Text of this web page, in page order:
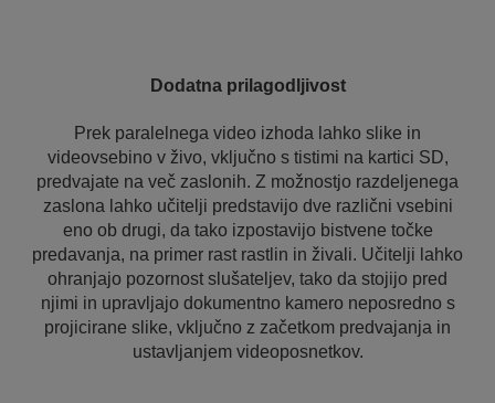
Dodatna prilagodljivost
Prek paralelnega video izhoda lahko slike in
videovsebino v živo, vključno s tistimi na kartici SD,
predvajate na več zaslonih. Z možnostjo razdeljenega
zaslona lahko učitelji predstavijo dve različni vsebini
eno ob drugi, da tako izpostavijo bistvene točke
predavanja, na primer rast rastlin in živali. Učitelji lahko
ohranjajo pozornost slušateljev, tako da stojijo pred
njimi in upravljajo dokumentno kamero neposredno s
projicirane slike, vključno z začetkom predvajanja in
ustavljanjem videoposnetkov.